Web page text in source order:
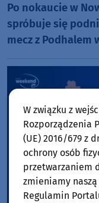
Po nokaucie w
spróbuje się
mecz z Podhalem
W związku z
Rozporządzenia
(UE) 2016/679 z
ochrony osób
przetwarzaniem
zmieniamy
Regulamin